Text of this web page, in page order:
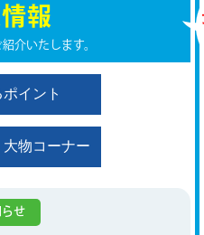
報
介いたします。
イント
物コーナー
らせ